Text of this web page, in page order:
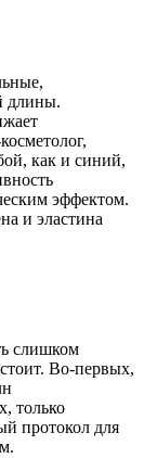
длины.
как и синий,
эффектом.
и эластина
слишком
Во-первых,
только
протокол для